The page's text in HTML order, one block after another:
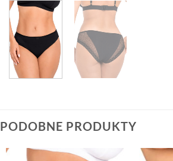
PODOBNE PRODUKTY